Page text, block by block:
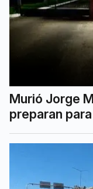
Murió Jorge
preparan